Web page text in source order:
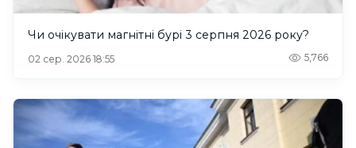
Чи очікувати магнітні бурі 3 серпня 2026 року?
02 сер. 2026 18:55 5,766